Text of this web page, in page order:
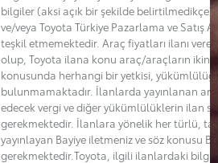
bilgiler (aksi açık bir şekilde belirtilmedikçe)
ve/veya Toyota Türkiye Pazarlama ve Satış
teşkil etmemektedir. Araç fiyatları ilanı
olup, Toyota ilana konu araç/araçların ikinci
konusunda herhangi bir yetkisi,
bulunmamaktadır. İlanlarda yayınlanan
edecek vergi ve diğer yükümlülüklerin ilan
gerekmektedir. İlanlara yönelik her türlü,
yayınlayan Bayiye iletmeniz ve söz konusu
gerekmektedir.Toyota, ilgili ilanlardaki